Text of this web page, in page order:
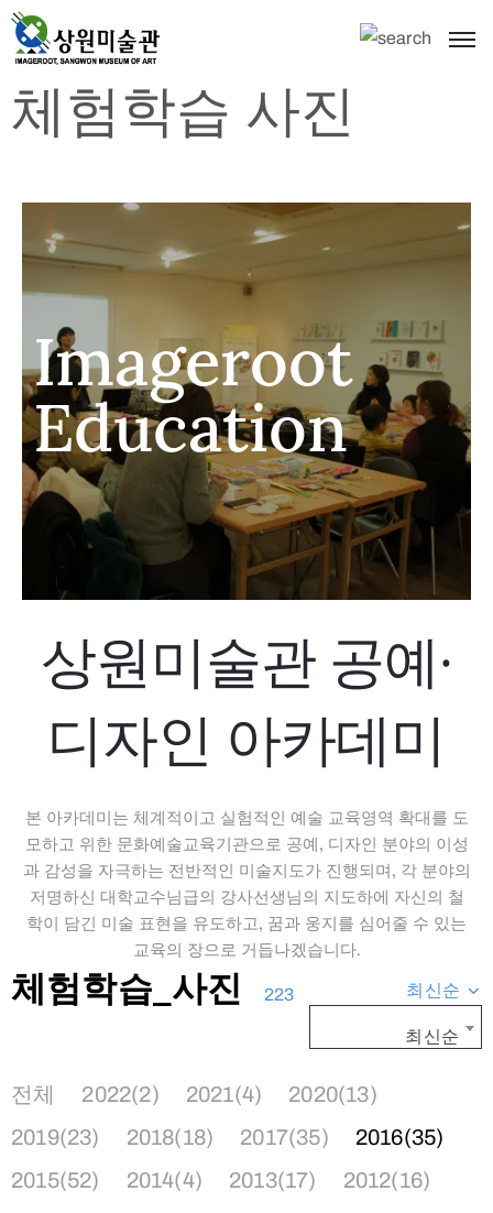
체험학습 사진
Imageroot
Education
상원미술관 공예·
디자인 아카데미
본 아카데미는 체계적이고 실험적인 예술 교육영역 확대를 도
모하고 위한 문화예술교육기관으로 공예, 디자인 분야의 이성
과 감성을 자극하는 전반적인 미술지도가 진행되며, 각 분야의
저명하신 대학교수님급의 강사선생님의 지도하에 자신의 철
학이 담긴 미술 표현을 유도하고, 꿈과 웅지를 심어줄 수 있는
교육의 장으로 거듭나겠습니다.
체험학습_사진 223 최신순
최신순
전체 2022(2) 2021(4)
2020(13)
2019(23)
2018(18) 2017(35)
2016(35)
2015(52)
2014(4) 2013(17) 2012(16)